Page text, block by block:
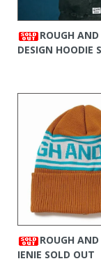
ROUGH AND
DESIGN HOODIE
ROUGH AND
IENIE SOLD OUT